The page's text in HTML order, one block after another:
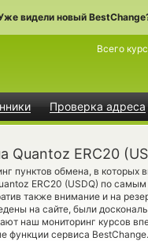
видели новый
Проверка адреса
Всего
Quantoz ERC20
пунктов обмена, в которых
ERC20 (USDQ) по
также внимание и на
на сайте, были
наш мониторинг курсов
сервиса